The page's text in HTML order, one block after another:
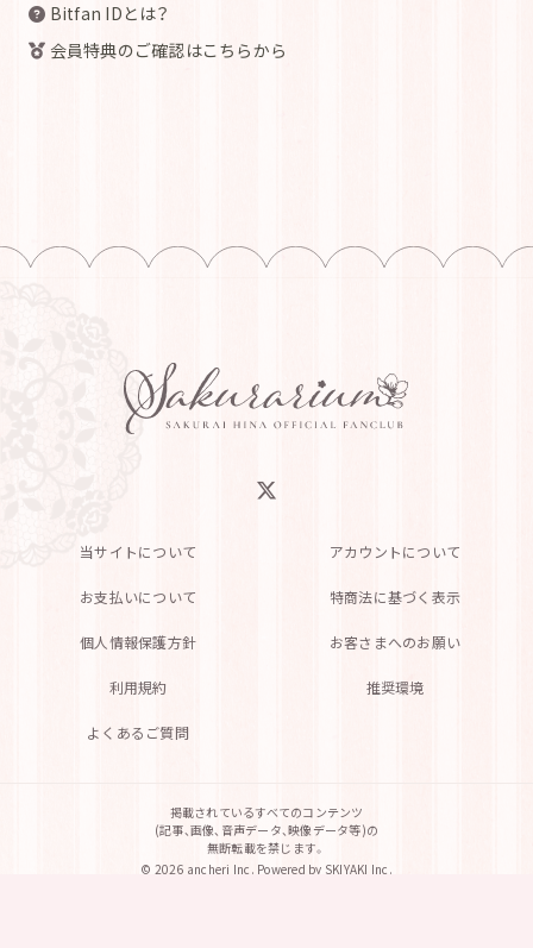
Bitfan IDとは？
会員特典のご確認はこちらから
当サイトについて アカウントについて
お支払いについて 特商法に基づく表示
個人情報保護方針 お客さまへのお願い
利用規約 推奨環境
よくあるご質問
掲載されているすべてのコンテンツ
(記事、画像、音声データ、映像データ等)の
無断転載を禁じます。
© 2026 ancheri Inc. Powered by SKIYAKI Inc.